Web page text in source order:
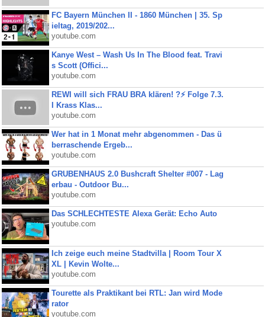
FC Bayern München II - 1860 München | 35. Sp
ieltag, 2019/202...
youtube.com
Kanye West – Wash Us In The Blood feat. Travi
s Scott (Offici...
youtube.com
REWI will sich FRAU BRA klären! ?⚡️ Folge 7.3.
I Krass Klas...
youtube.com
Wer hat in 1 Monat mehr abgenommen - Das ü
berraschende Ergeb...
youtube.com
GRUBENHAUS 2.0 Bushcraft Shelter #007 - Lag
erbau - Outdoor Bu...
youtube.com
Das SCHLECHTESTE Alexa Gerät: Echo Auto
youtube.com
Ich zeige euch meine Stadtvilla | Room Tour X
XL | Kevin Wolte...
youtube.com
Tourette als Praktikant bei RTL: Jan wird Mode
rator
youtube.com